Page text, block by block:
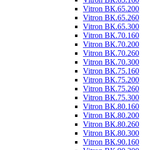
Vitron ВК.65.200
Vitron ВК.65.260
Vitron ВК.65.300
Vitron ВК.70.160
Vitron ВК.70.200
Vitron ВК.70.260
Vitron ВК.70.300
Vitron ВК.75.160
Vitron ВК.75.200
Vitron ВК.75.260
Vitron ВК.75.300
Vitron ВК.80.160
Vitron ВК.80.200
Vitron ВК.80.260
Vitron ВК.80.300
Vitron ВК.90.160